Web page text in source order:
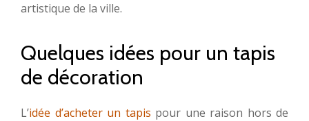
artistique de la ville.
Quelques idées pour un tapis
de décoration
L’idée d’acheter un tapis pour une raison hors de